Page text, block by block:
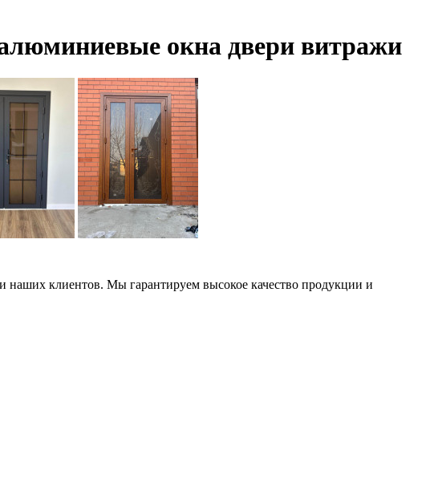
окна двери витражи
клиентов. Мы гарантируем высокое качество продукции и